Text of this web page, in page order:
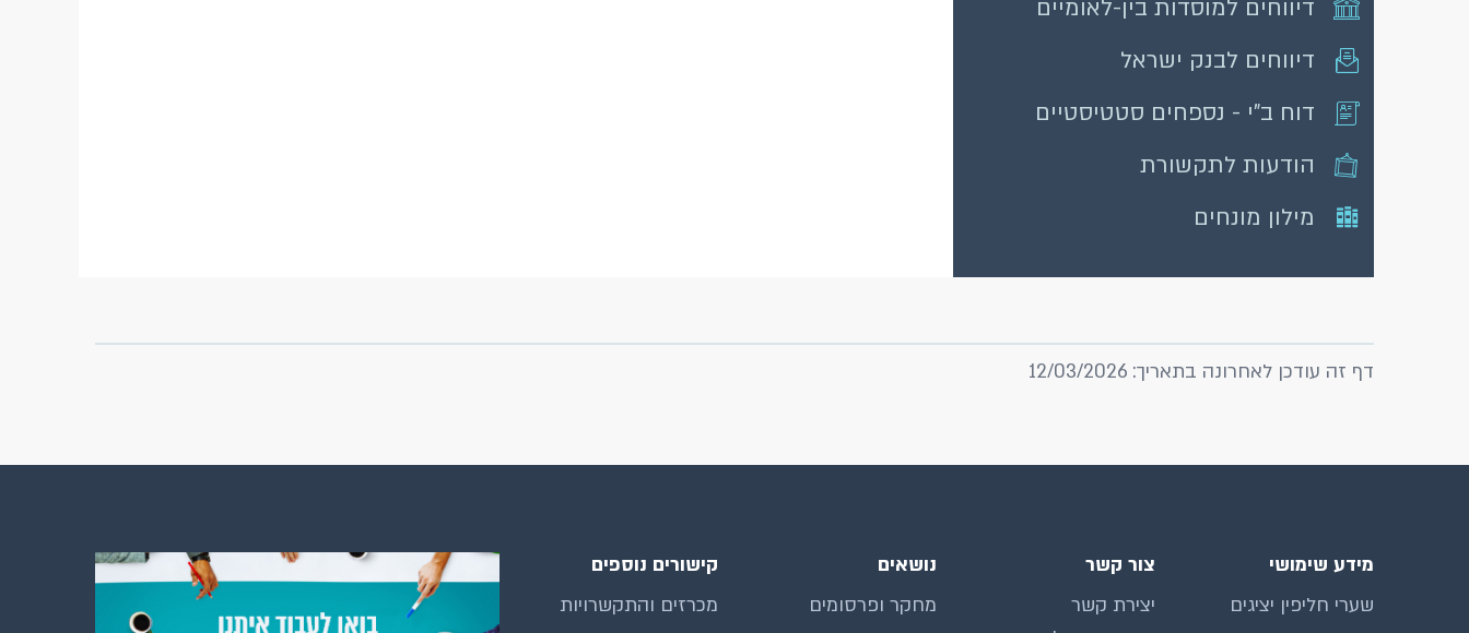
דיווחים למוסדות בין-לאומיים
דיווחים לבנק ישראל
דוח ב"י - נספחים סטטיסטיים
הודעות לתקשורת
מילון מונחים
דף זה עודכן לאחרונה בתאריך: 12/03/2026
מידע שימושי
שערי חליפין יציגים
צור קשר
יצירת קשר
נושאים
מחקר ופרסומים
קישורים נוספים
מכרזים והתקשרויות